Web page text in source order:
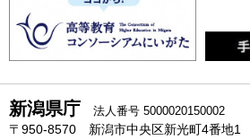
新潟県庁 法人番号 5000020150002
〒950-8570 新潟市中央区新光町4番地1